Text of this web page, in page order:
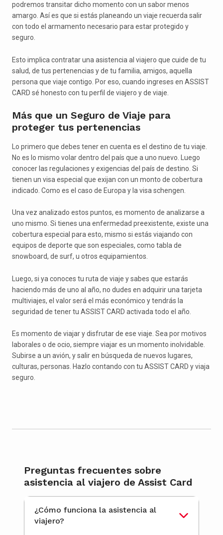
podremos transitar dicho momento con un sabor menos
amargo. Así es que si estás planeando un viaje recuerda salir
con todo el armamento necesario para estar protegido y
seguro.
Esto implica contratar una asistencia al viajero que cuide de tu
salud, de tus pertenencias y de tu familia, amigos, aquella
persona que viaje contigo. Por eso, cuando ingreses en ASSIST
CARD sé honesto con tu perfil de viajero y de viaje.
Más que un Seguro de Viaje para
proteger tus pertenencias
Lo primero que debes tener en cuenta es el destino de tu viaje.
No es lo mismo volar dentro del país que a uno nuevo. Luego
conocer las regulaciones y exigencias del país de destino. Si
tienen un visa especial que exijan con un monto de cobertura
indicado. Como es el caso de Europa y la visa schengen.
Una vez analizado estos puntos, es momento de analizarse a
uno mismo. Si tienes una enfermedad preexistente, existe una
cobertura especial para esto, mismo si estás viajando con
equipos de deporte que son especiales, como tabla de
snowboard, de surf, u otros equipamientos.
Luego, si ya conoces tu ruta de viaje y sabes que estarás
haciendo más de uno al año, no dudes en adquirir una tarjeta
multiviajes, el valor será el más económico y tendrás la
seguridad de tener tu ASSIST CARD activada todo el año.
Es momento de viajar y disfrutar de ese viaje. Sea por motivos
laborales o de ocio, siempre viajar es un momento inolvidable.
Subirse a un avión, y salir en búsqueda de nuevos lugares,
culturas, personas. Hazlo contando con tu ASSIST CARD y viaja
seguro.
Preguntas frecuentes sobre
asistencia al viajero de Assist Card
¿Cómo funciona la asistencia al
viajero?